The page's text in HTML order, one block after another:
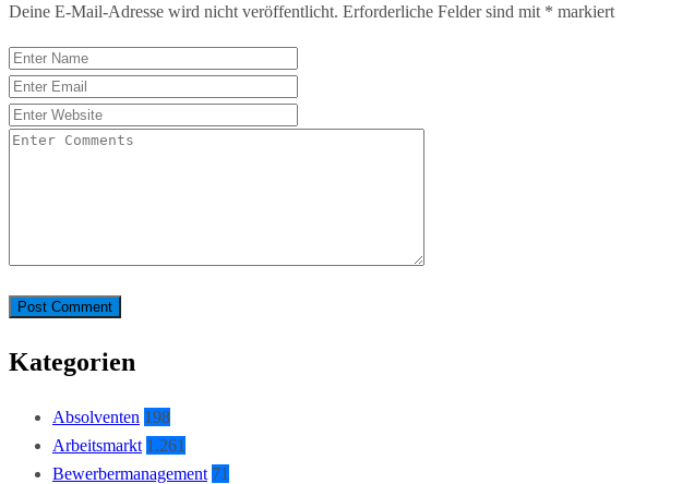
Deine E-Mail-Adresse wird nicht veröffentlicht. Erforderliche Felder sind mit * markiert
Kategorien
Absolventen 198
Arbeitsmarkt 1.261
Bewerbermanagement 71